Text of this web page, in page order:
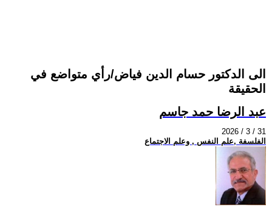
الى الدكتور حسام الدين فياض/رأي متواضع في
الحقيقة
عبد الرضا حمد جاسم
2026 / 3 / 31
الفلسفة ,علم النفس , وعلم الاجتماع